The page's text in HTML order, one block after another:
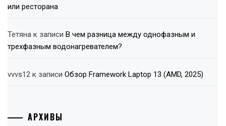
или ресторана
Тетяна к записи В чем разница между однофазным и
трехфазным водонагревателем?
vvvs12 к записи Обзор Framework Laptop 13 (AMD, 2025)
АРХИВЫ